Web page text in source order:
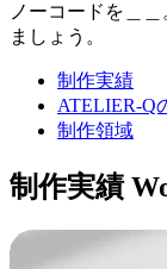
ノーコードを＿
ましょう。
制作実績
ATELIER-Q
制作領域
制作実績